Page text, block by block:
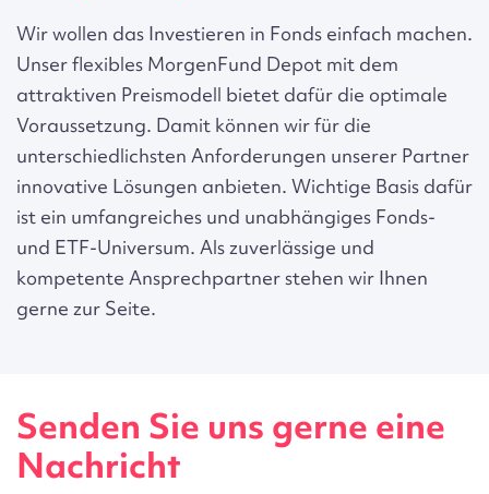
Wir wollen das Investieren in Fonds einfach machen.
Unser flexibles MorgenFund Depot mit dem
attraktiven Preismodell bietet dafür die optimale
Voraussetzung. Damit können wir für die
unterschiedlichsten Anforderungen unserer Partner
innovative Lösungen anbieten. Wichtige Basis dafür
ist ein umfangreiches und unabhängiges Fonds-
und ETF-Universum. Als zuverlässige und
kompetente Ansprechpartner stehen wir Ihnen
gerne zur Seite.
Senden Sie uns gerne eine
Nachricht